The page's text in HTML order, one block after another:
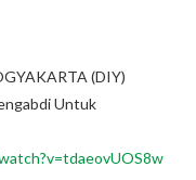
(DIY)
Untuk